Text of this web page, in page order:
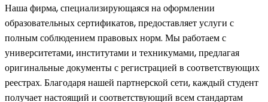
Наша фирма, специализирующаяся на оформлении
образовательных сертификатов, предоставляет услуги с
полным соблюдением правовых норм. Мы работаем с
университетами, институтами и техникумами, предлагая
оригинальные документы с регистрацией в соответствующих
реестрах. Благодаря нашей партнерской сети, каждый студент
получает настоящий и соответствующий всем стандартам